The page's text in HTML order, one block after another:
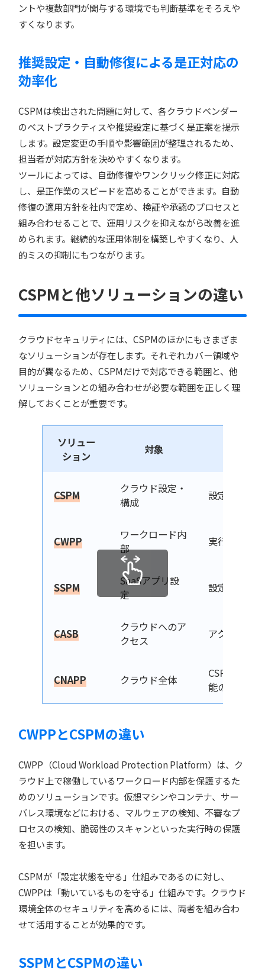
ントや複数部門が関与する環境でも判断基準をそろえや
すくなります。
推奨設定・自動修復による是正対応の
効率化
CSPMは検出された問題に対して、各クラウドベンダー
のベストプラクティスや推奨設定に基づく是正案を提示
します。設定変更の手順や影響範囲が整理されるため、
担当者が対応方針を決めやすくなります。
ツールによっては、自動修復やワンクリック修正に対応
し、是正作業のスピードを高めることができます。自動
修復の適用方針を社内で定め、検証や承認のプロセスと
組み合わせることで、運用リスクを抑えながら改善を進
められます。継続的な運用体制を構築しやすくなり、人
的ミスの抑制にもつながります。
CSPMと他ソリューションの違い
クラウドセキュリティには、CSPMのほかにもさまざま
なソリューションが存在します。それぞれカバー領域や
目的が異なるため、CSPMだけで対応できる範囲と、他
ソリューションとの組み合わせが必要な範囲を正しく理
解しておくことが重要です。
ソリュー
ション
対象
CSPM
クラウド設定・
構成
設定不備の
CWPP
ワークロード内
部
実行時の脅
SSPM
SaaSアプリ設
定
設定不備の
CASB
クラウドへのア
クセス
アクセス監
CNAPP クラウド全体
CSPM・
能の統合管理
CWPPとCSPMの違い
CWPP（Cloud Workload Protection Platform）は、ク
ラウド上で稼働しているワークロード内部を保護するた
めのソリューションです。仮想マシンやコンテナ、サー
バレス環境などにおける、マルウェアの検知、不審なプ
ロセスの検知、脆弱性のスキャンといった実行時の保護
を担います。
CSPMが「設定状態を守る」仕組みであるのに対し、
CWPPは「動いているものを守る」仕組みです。クラウド
環境全体のセキュリティを高めるには、両者を組み合わ
せて活用することが効果的です。
SSPMとCSPMの違い